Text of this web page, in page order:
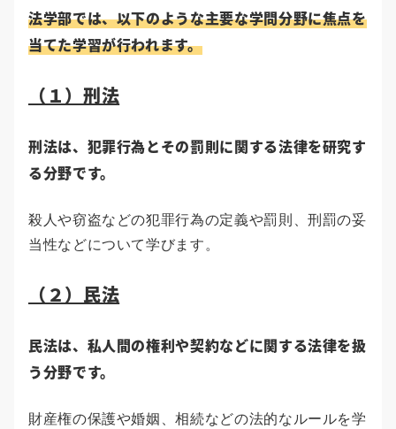
法学部では、以下のような主要な学問分野に焦点を
当てた学習が行われます。
（１）刑法
刑法は、犯罪行為とその罰則に関する法律を研究す
る分野です。
殺人や窃盗などの犯罪行為の定義や罰則、刑罰の妥
当性などについて学びます。
（２）民法
民法は、私人間の権利や契約などに関する法律を扱
う分野です。
財産権の保護や婚姻、相続などの法的なルールを学